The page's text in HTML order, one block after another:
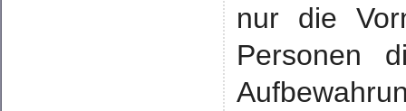
nur die
Personen